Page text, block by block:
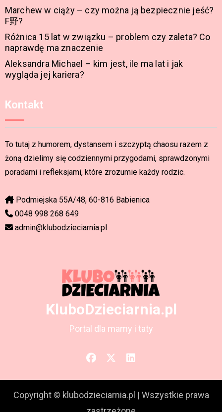
Marchew w ciąży – czy można ją bezpiecznie jeść?
F野?
Różnica 15 lat w związku – problem czy zaleta? Co
naprawdę ma znaczenie
Aleksandra Michael – kim jest, ile ma lat i jak
wygląda jej kariera?
Kontakt
To tutaj z humorem, dystansem i szczyptą chaosu razem z
żoną dzielimy się codziennymi przygodami, sprawdzonymi
poradami i refleksjami, które zrozumie każdy rodzic.
Podmiejska 55A/48, 60-816 Babienica
0048 998 268 649
admin@klubodzieciarnia.pl
KluboDzieciarnia.pl
Portal dla mamy i taty
Copyright © klubodzieciarnia.pl | Wszystkie prawa